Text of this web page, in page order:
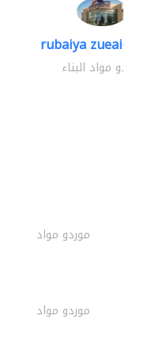
rubaiya zueaid
موردو مواد البناء
موردو مواد
موردو مواد